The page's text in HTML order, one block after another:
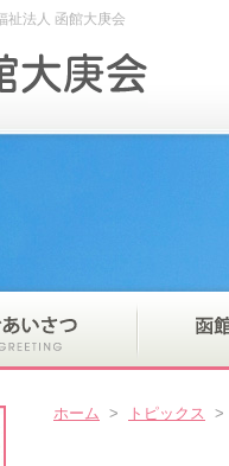
祉法人 函館大庚会
ホーム > トピックス